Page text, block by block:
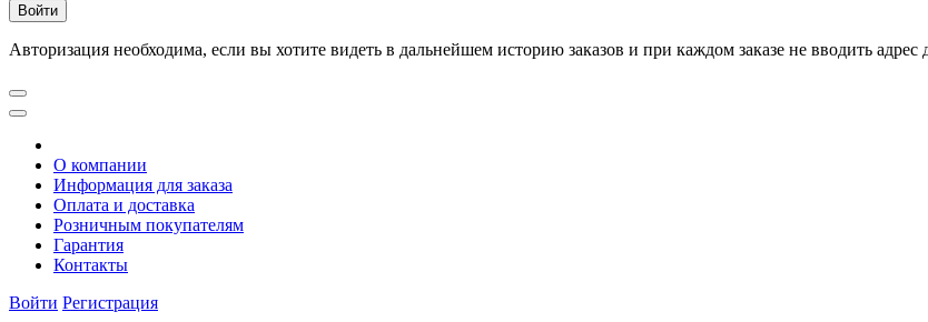
Авторизация необходима, если вы хотите видеть в дальнейшем историю заказов и при каждом заказе не вводить
О компании
Информация для заказа
Оплата и доставка
Розничным покупателям
Гарантия
Контакты
Войти Регистрация